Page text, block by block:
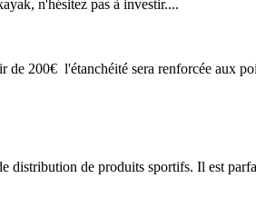
n'hésitez pas à investir....
200€ l'étanchéité sera renforcée aux
distribution de produits sportifs. Il est